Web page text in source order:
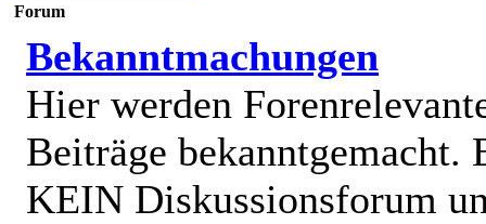
Forum
Bekanntmachungen
Hier werden
Beiträge bekanntgemacht.
KEIN Diskussionsforum